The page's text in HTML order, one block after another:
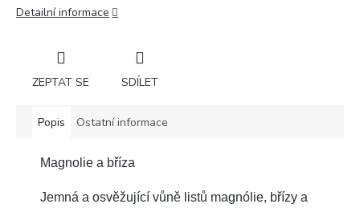
Detailní informace
ZEPTAT SE SDÍLET
Popis Ostatní informace
Magnolie a bříza
Jemná a osvěžující vůně listů magnólie, břízy a